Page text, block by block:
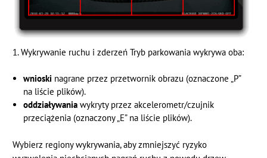
1. Wykrywanie ruchu i zderzeń Tryb parkowania wykrywa oba:
wnioski nagrane przez przetwornik obrazu (oznaczone „P”
na liście plików).
oddziaływaniawykryty przez akcelerometr/czujnik
przeciążenia (oznaczony „E” na liście plików).
Wybierz regiony wykrywania, aby zmniejszyć ryzyko